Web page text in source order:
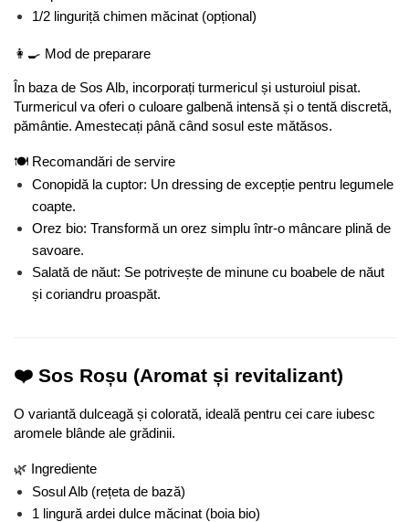
1/2 linguriță chimen măcinat (opțional)
👩‍🍳 Mod de preparare
În baza de Sos Alb, incorporați turmericul și usturoiul pisat.
Turmericul va oferi o culoare galbenă intensă și o tentă discretă,
pământie. Amestecați până când sosul este mătăsos.
🍽️ Recomandări de servire
Conopidă la cuptor: Un dressing de excepție pentru legumele
coapte.
Orez bio: Transformă un orez simplu într-o mâncare plină de
savoare.
Salată de năut: Se potrivește de minune cu boabele de năut
și coriandru proaspăt.
❤️ Sos Roșu (Aromat și revitalizant)
O variantă dulceagă și colorată, ideală pentru cei care iubesc
aromele blânde ale grădinii.
🌿 Ingrediente
Sosul Alb (rețeta de bază)
1 lingură ardei dulce măcinat (boia bio)